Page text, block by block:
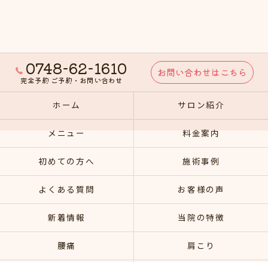
0748-62-1610
完全予約 ご予約・お問い合わせ
お問い合わせはこちら
ホーム サロン紹介
メニュー 料金案内
初めての方へ 施術事例
よくある質問 お客様の声
新着情報 当院の特徴
腰痛 肩こり